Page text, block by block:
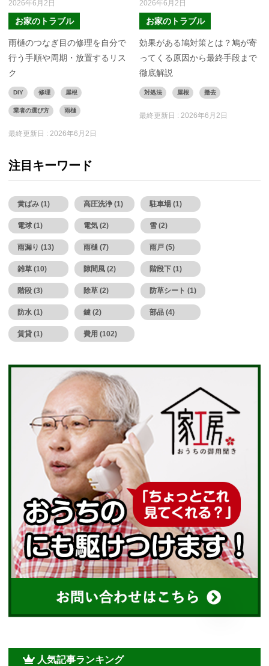
2026年6月2日
お家のトラブル
雨樋のつなぎ目の修理を自分で
行う手順や周期・放置するリス
ク
DIY 修理 屋根
業者の選び方 雨樋
最終更新日 : 2026年6月2日
2026年6月2日
お家のトラブル
効果がある鳩対策とは？鳩が寄
ってくる原因から最終手段まで
徹底解説
対処法 屋根 撤去
最終更新日 :2026年6月2日
注目キーワード
黄ばみ (1) 高圧洗浄 (1) 駐車場 (1)
電球 (1) 電気 (2) 雪 (2)
雨漏り (13) 雨樋 (7) 雨戸 (5)
雑草 (10) 隙間風 (2) 階段下 (1)
階段 (3) 除草 (2) 防草シート (1)
防水 (1) 鍵 (2) 部品 (4)
賃貸 (1) 費用 (102)
人気記事ランキング